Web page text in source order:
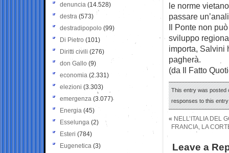
le norme
passare
Il Ponte non
sviluppo
importa, Salvini
pagherà.
(da Il Fatto
This entry was posted
responses to this
« NELL’ITALIA DEL
FRANCIA, LA
Leave a
denuncia (14.528)
destra (573)
destradipopolo (99)
Di Pietro (101)
Diritti civili (276)
don Gallo (9)
economia (2.331)
elezioni (3.303)
emergenza (3.077)
Energia (45)
Esselunga (2)
Esteri (784)
Eugenetica (3)